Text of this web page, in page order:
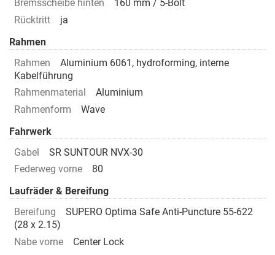
Bremsscheibe hinten
160 mm / 5-Bolt
Rücktritt
ja
Rahmen
Rahmen
Aluminium 6061, hydroforming, interne
Kabelführung
Rahmenmaterial
Aluminium
Rahmenform
Wave
Fahrwerk
Gabel
SR SUNTOUR NVX-30
Federweg vorne
80
Laufräder & Bereifung
Bereifung
SUPERO Optima Safe Anti-Puncture 55-622
(28 x 2.15)
Nabe vorne
Center Lock